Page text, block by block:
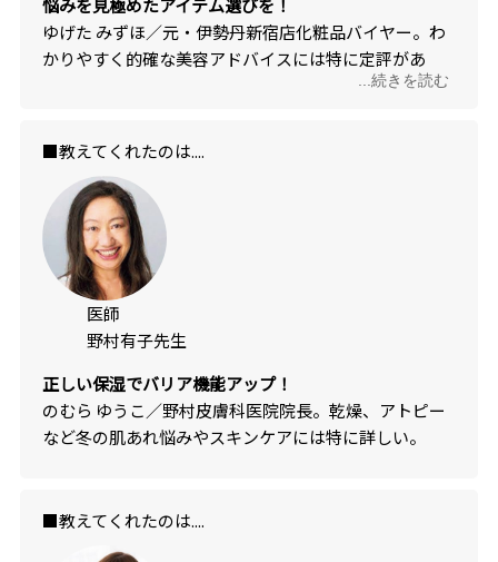
悩みを見極めたアイテム選びを！
ゆげた みずほ／元・伊勢丹新宿店化粧品バイヤー。わ
かりやすく的確な美容アドバイスには特に定評があ
...続きを読む
■教えてくれたのは....
医師
野村有子先生
正しい保湿でバリア機能アップ！
のむら ゆうこ／野村皮膚科医院院長。乾燥、アトピー
など冬の肌あれ悩みやスキンケアには特に詳しい。
■教えてくれたのは....